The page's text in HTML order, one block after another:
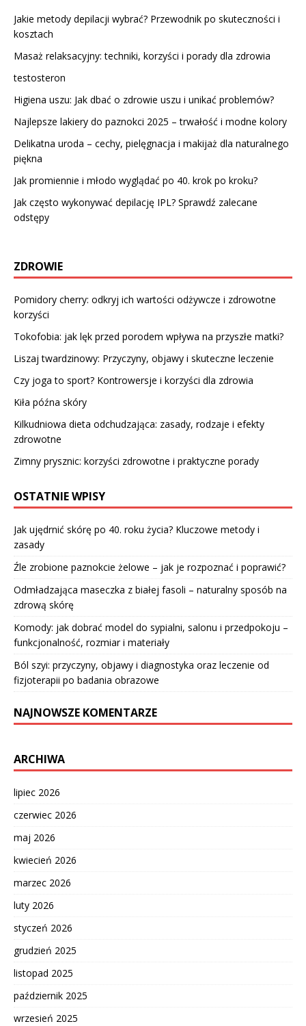
Jakie metody depilacji wybrać? Przewodnik po skuteczności i
kosztach
Masaż relaksacyjny: techniki, korzyści i porady dla zdrowia
testosteron
Higiena uszu: Jak dbać o zdrowie uszu i unikać problemów?
Najlepsze lakiery do paznokci 2025 – trwałość i modne kolory
Delikatna uroda – cechy, pielęgnacja i makijaż dla naturalnego
piękna
Jak promiennie i młodo wyglądać po 40. krok po kroku?
Jak często wykonywać depilację IPL? Sprawdź zalecane
odstępy
ZDROWIE
Pomidory cherry: odkryj ich wartości odżywcze i zdrowotne
korzyści
Tokofobia: jak lęk przed porodem wpływa na przyszłe matki?
Liszaj twardzinowy: Przyczyny, objawy i skuteczne leczenie
Czy joga to sport? Kontrowersje i korzyści dla zdrowia
Kiła późna skóry
Kilkudniowa dieta odchudzająca: zasady, rodzaje i efekty
zdrowotne
Zimny prysznic: korzyści zdrowotne i praktyczne porady
OSTATNIE WPISY
Jak ujędrnić skórę po 40. roku życia? Kluczowe metody i
zasady
Źle zrobione paznokcie żelowe – jak je rozpoznać i poprawić?
Odmładzająca maseczka z białej fasoli – naturalny sposób na
zdrową skórę
Komody: jak dobrać model do sypialni, salonu i przedpokoju –
funkcjonalność, rozmiar i materiały
Ból szyi: przyczyny, objawy i diagnostyka oraz leczenie od
fizjoterapii po badania obrazowe
NAJNOWSZE KOMENTARZE
ARCHIWA
lipiec 2026
czerwiec 2026
maj 2026
kwiecień 2026
marzec 2026
luty 2026
styczeń 2026
grudzień 2025
listopad 2025
październik 2025
wrzesień 2025